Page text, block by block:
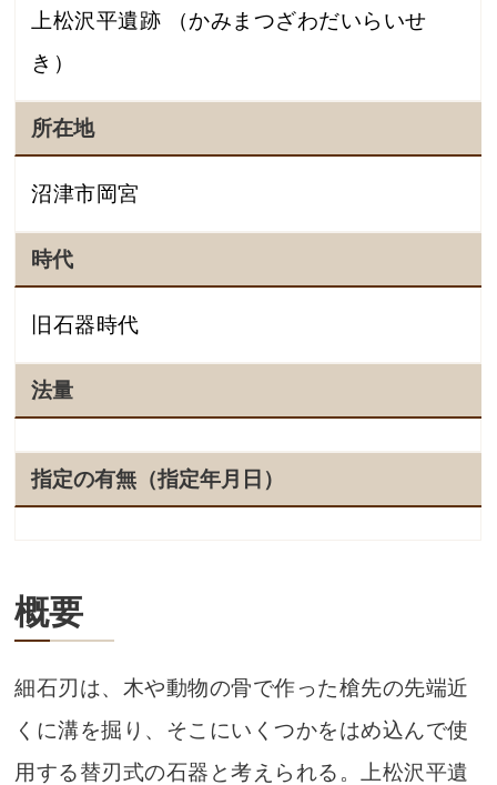
上松沢平遺跡 （かみまつざわだいらいせ
き）
所在地
沼津市岡宮
時代
旧石器時代
法量
指定の有無（指定年月日）
概要
細石刃は、木や動物の骨で作った槍先の先端近
くに溝を掘り、そこにいくつかをはめ込んで使
用する替刃式の石器と考えられる。上松沢平遺